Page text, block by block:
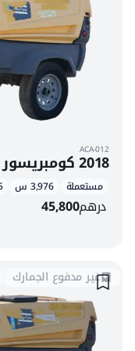
ACA-012
2018 كومبريسور هواء أطلس كوبكو XAS 185
مستعملة 3,976 س
درهم45,800
غير مدفوع الجمارك